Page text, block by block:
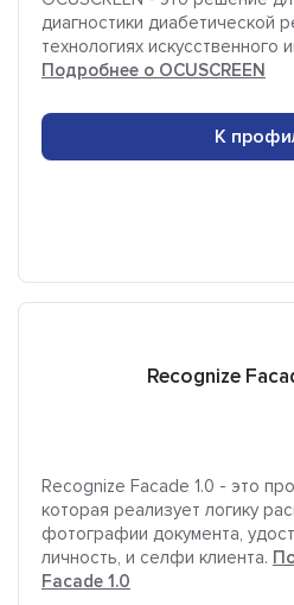
диагностики диабетической
технологиях искусственного
Подробнее о OCUSCREEN
К
Recognize
Recognize Facade 1.0 - это
которая реализует логику
фотографии документа,
личность, и селфи клиента.
Facade 1.0